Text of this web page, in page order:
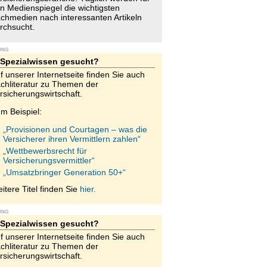
Medienspiegel die wichtigsten
nach interessanten Artikeln
Spezialwissen gesucht?
unserer Internetseite finden Sie auch
zu Themen der
Beispiel:
„Provisionen und Courtagen – was die
Versicherer ihren Vermittlern zahlen“
„Wettbewerbsrecht für
Versicherungsvermittler“
„Umsatzbringer Generation 50+“
Titel finden Sie hier.
Spezialwissen gesucht?
unserer Internetseite finden Sie auch
zu Themen der